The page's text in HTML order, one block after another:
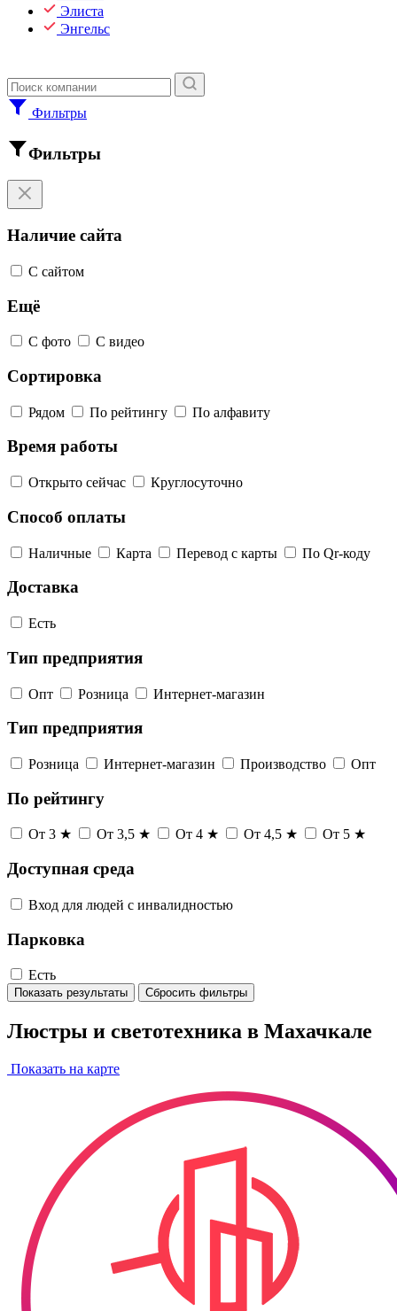
Элиста
Энгельс
Фильтры
Фильтры
Наличие сайта
С сайтом
Ещё
С фото С видео
Сортировка
Рядом По рейтингу По алфавиту
Время работы
Открыто сейчас Круглосуточно
Способ оплаты
Наличные Карта Перевод с карты По Qr-коду
Доставка
Есть
Тип предприятия
Опт Розница Интернет-магазин
Тип предприятия
Розница Интернет-магазин Производство Опт
По рейтингу
От 3 ★ От 3,5 ★ От 4 ★ От 4,5 ★ От 5 ★
Доступная среда
Вход для людей с инвалидностью
Парковка
Есть
Показать результаты Сбросить фильтры
Люстры и светотехника в Махачкале
Показать на карте